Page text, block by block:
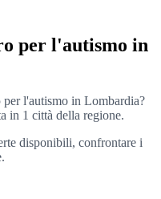
per l'autismo in
per l'autismo in Lombardia?
in 1 città della regione.
disponibili, confrontare i